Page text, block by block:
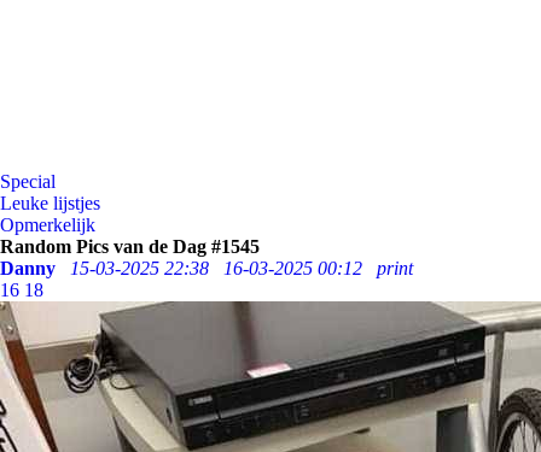
Special
Leuke lijstjes
Opmerkelijk
Random Pics van de Dag #1545
Danny
15-03-2025 22:38 16-03-2025 00:12
print
16 18